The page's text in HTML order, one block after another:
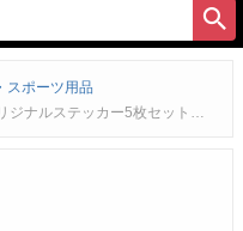
スポーツ用品
ものに貼ってください ※定形外郵便のため、代引き、日時指定不可